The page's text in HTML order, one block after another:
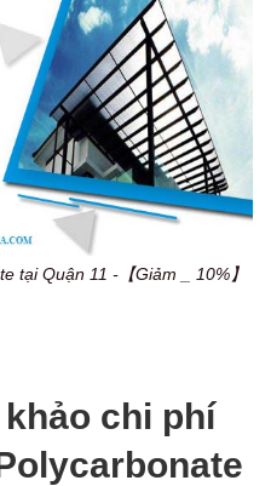
tại Quận 11 -【Giảm _ 10%】
chi phí